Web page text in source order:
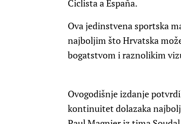
Ciclista a España.
Ova jedinstvena sportska
najboljim što Hrvatska
bogatstvom i raznolikim
Ovogodišnje izdanje
kontinuitet dolazaka